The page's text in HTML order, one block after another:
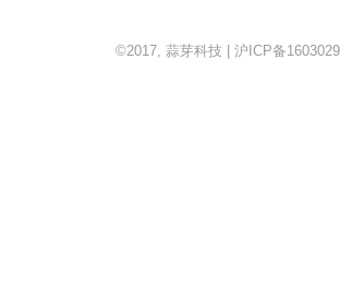
©2017, 蒜芽科技 | 沪ICP备